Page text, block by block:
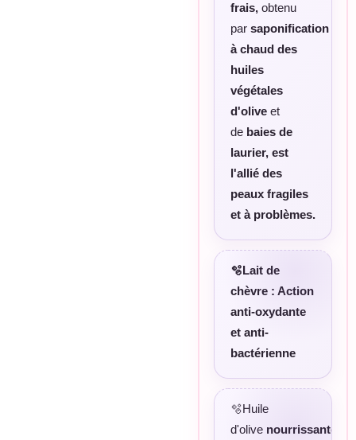
frais, obtenu
par saponification
à chaud des
huiles
végétales
d'olive et
de baies de
laurier, est
l'allié des
peaux fragiles
et à problèmes.
🫧Lait de
chèvre : Action
anti-oxydante
et anti-
bactérienne
🫧Huile
d'olive nourrissante